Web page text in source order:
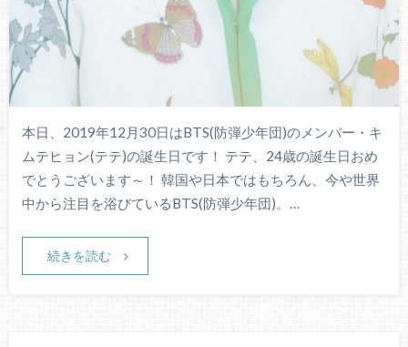
本日、2019年12月30日はBTS(防弾少年団)のメンバー・キ
ムテヒョン(テテ)の誕生日です！ テテ、24歳の誕生日おめ
でとうございます～！ 韓国や日本ではもちろん、今や世界
中から注目を浴びているBTS(防弾少年団)。…
続きを読む